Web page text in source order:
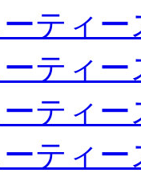
ティー
ティー
ティー
ティー